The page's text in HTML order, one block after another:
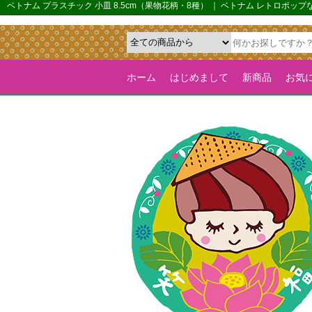
{*カルーセル機能を全ページで有効化するためのフラグ*}>
ベトナム プラスチック 小皿 8.5cm（果物花柄・8種） ｜ ベトナム レトロポッ
ホーム はじめまして 新商品 お気